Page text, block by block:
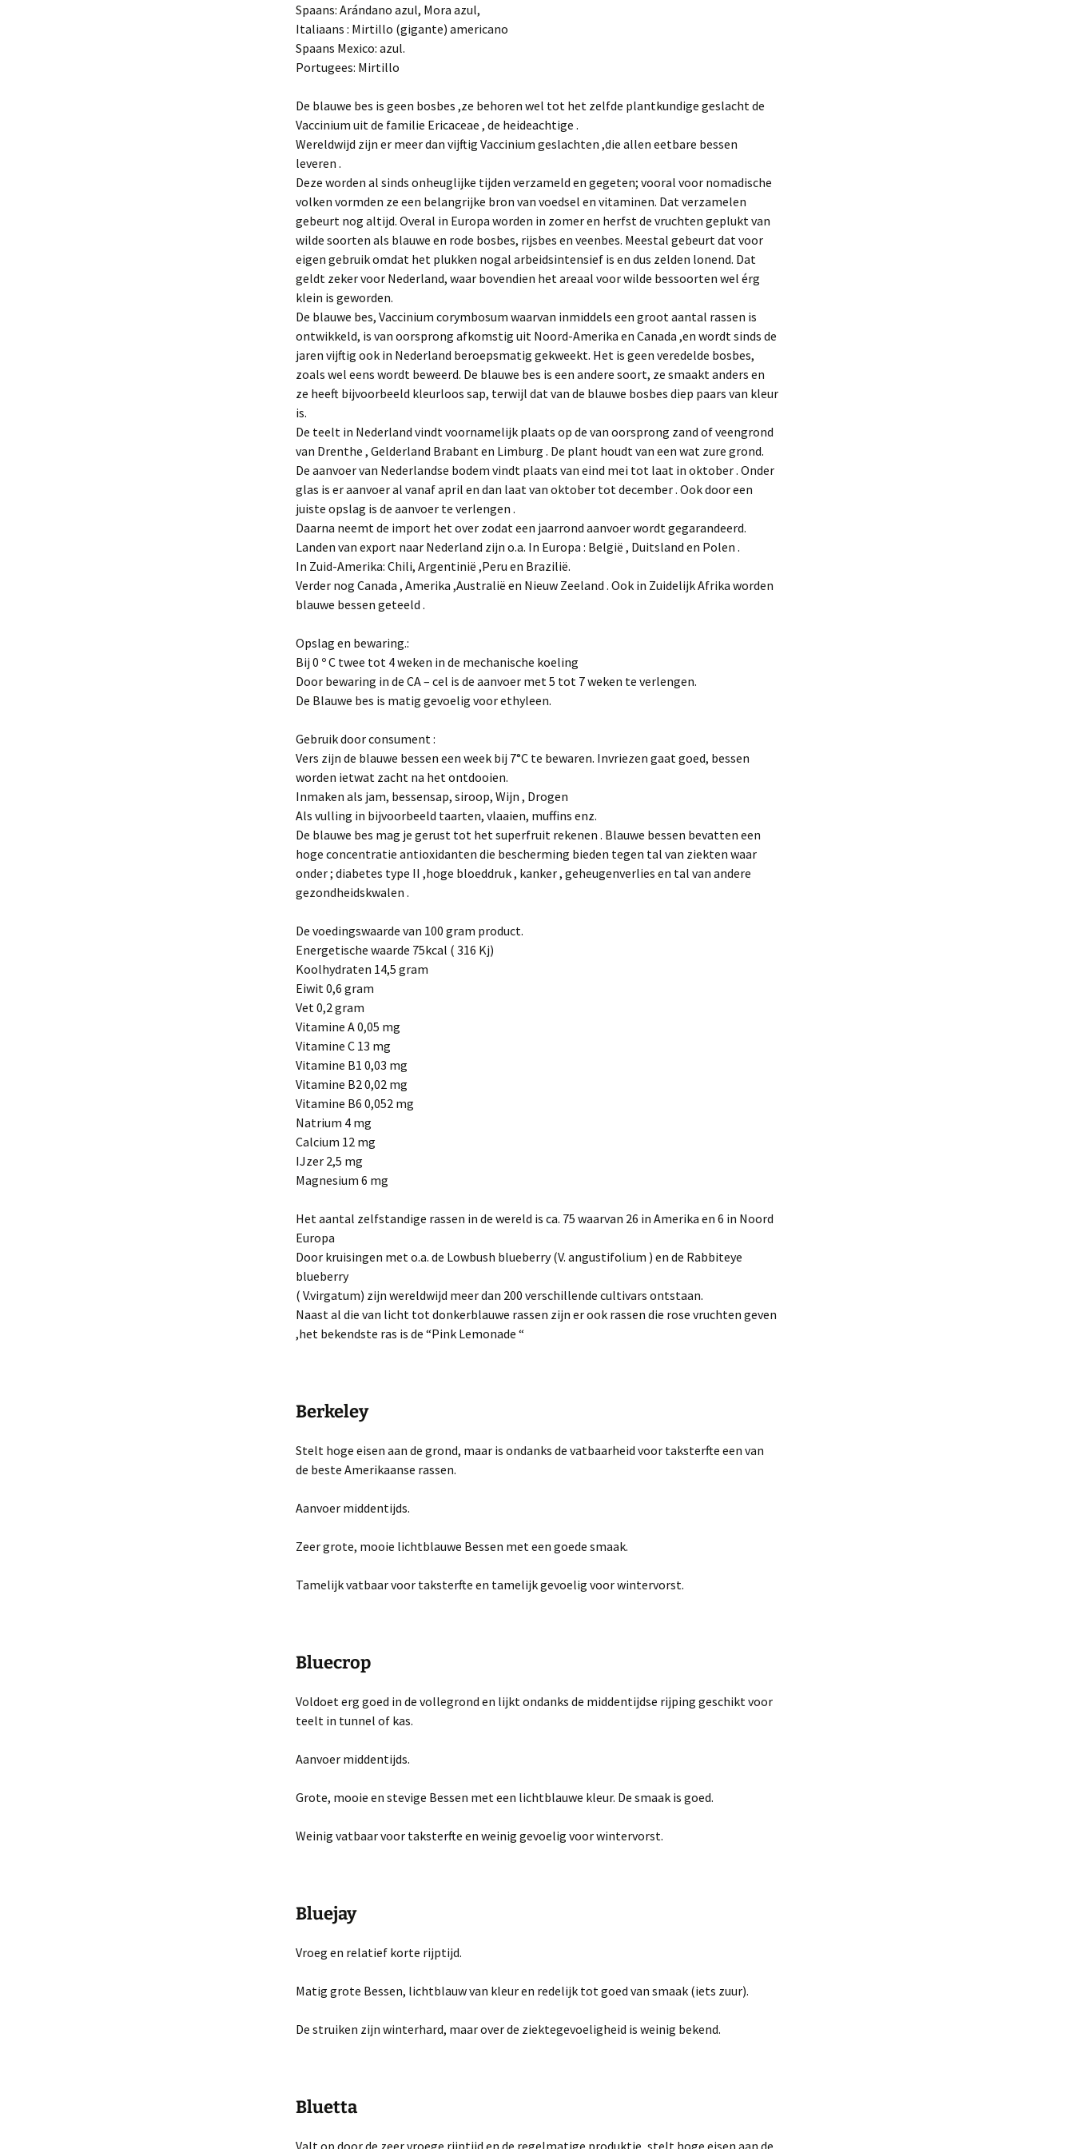
Rassen met een ‘Q’ en
‘R’
Rassen met een ‘T’ en
‘U’
‘W’
Mandarijnen met een ‘U’
Citrusfruit – met een ‘U’
– ‘W’
Citrusfruit – Sinaasappel
Exoten – met een ‘O’ en
‘P’
Exoten – met een ‘Q’ of
‘R’
Exoten – met een ‘S’ en
‘T’
Groenten – met een ‘T’
Groenten – met een
Spaans: Arándano azul, Mora azul,
Italiaans : Mirtillo (gigante) americano
Spaans Mexico: azul.
Portugees: Mirtillo
De blauwe bes is geen bosbes ,ze behoren wel tot het zelfde plantkundige geslacht de
Vaccinium uit de familie Ericaceae , de heideachtige .
Wereldwijd zijn er meer dan vijftig Vaccinium geslachten ,die allen eetbare bessen
leveren .
Deze worden al sinds onheuglijke tijden verzameld en gegeten; vooral voor nomadische
volken vormden ze een belangrijke bron van voedsel en vitaminen. Dat verzamelen
gebeurt nog altijd. Overal in Europa worden in zomer en herfst de vruchten geplukt van
wilde soorten als blauwe en rode bosbes, rijsbes en veenbes. Meestal gebeurt dat voor
eigen gebruik omdat het plukken nogal arbeidsintensief is en dus zelden lonend. Dat
geldt zeker voor Nederland, waar bovendien het areaal voor wilde bessoorten wel érg
klein is geworden.
De blauwe bes, Vaccinium corymbosum waarvan inmiddels een groot aantal rassen is
ontwikkeld, is van oorsprong afkomstig uit Noord-Amerika en Canada ,en wordt sinds de
jaren vijftig ook in Nederland beroepsmatig gekweekt. Het is geen veredelde bosbes,
zoals wel eens wordt beweerd. De blauwe bes is een andere soort, ze smaakt anders en
ze heeft bijvoorbeeld kleurloos sap, terwijl dat van de blauwe bosbes diep paars van kleur
is.
De teelt in Nederland vindt voornamelijk plaats op de van oorsprong zand of veengrond
van Drenthe , Gelderland Brabant en Limburg . De plant houdt van een wat zure grond.
De aanvoer van Nederlandse bodem vindt plaats van eind mei tot laat in oktober . Onder
glas is er aanvoer al vanaf april en dan laat van oktober tot december . Ook door een
juiste opslag is de aanvoer te verlengen .
Daarna neemt de import het over zodat een jaarrond aanvoer wordt gegarandeerd.
Landen van export naar Nederland zijn o.a. In Europa : België , Duitsland en Polen .
In Zuid-Amerika: Chili, Argentinië ,Peru en Brazilië.
Verder nog Canada , Amerika ,Australië en Nieuw Zeeland . Ook in Zuidelijk Afrika worden
blauwe bessen geteeld .
Opslag en bewaring.:
Bij 0 º C twee tot 4 weken in de mechanische koeling
Door bewaring in de CA – cel is de aanvoer met 5 tot 7 weken te verlengen.
De Blauwe bes is matig gevoelig voor ethyleen.
Gebruik door consument :
Vers zijn de blauwe bessen een week bij 7°C te bewaren. Invriezen gaat goed, bessen
worden ietwat zacht na het ontdooien.
Inmaken als jam, bessensap, siroop, Wijn , Drogen
Als vulling in bijvoorbeeld taarten, vlaaien, muffins enz.
De blauwe bes mag je gerust tot het superfruit rekenen . Blauwe bessen bevatten een
hoge concentratie antioxidanten die bescherming bieden tegen tal van ziekten waar
onder ; diabetes type II ,hoge bloeddruk , kanker , geheugenverlies en tal van andere
gezondheidskwalen .
De voedingswaarde van 100 gram product.
Energetische waarde 75kcal ( 316 Kj)
Koolhydraten 14,5 gram
Eiwit 0,6 gram
Vet 0,2 gram
Vitamine A 0,05 mg
Vitamine C 13 mg
Vitamine B1 0,03 mg
Vitamine B2 0,02 mg
Vitamine B6 0,052 mg
Natrium 4 mg
Calcium 12 mg
IJzer 2,5 mg
Magnesium 6 mg
Het aantal zelfstandige rassen in de wereld is ca. 75 waarvan 26 in Amerika en 6 in Noord
Europa
Door kruisingen met o.a. de Lowbush blueberry (V. angustifolium ) en de Rabbiteye
blueberry
( V.virgatum) zijn wereldwijd meer dan 200 verschillende cultivars ontstaan.
Naast al die van licht tot donkerblauwe rassen zijn er ook rassen die rose vruchten geven
,het bekendste ras is de “Pink Lemonade “
Berkeley
Stelt hoge eisen aan de grond, maar is ondanks de vatbaarheid voor taksterfte een van
de beste Amerikaanse rassen.
Aanvoer middentijds.
Zeer grote, mooie lichtblauwe Bessen met een goede smaak.
Tamelijk vatbaar voor taksterfte en tamelijk gevoelig voor wintervorst.
Bluecrop
Voldoet erg goed in de vollegrond en lijkt ondanks de middentijdse rijping ge­schikt voor
teelt in tunnel of kas.
Aanvoer middentijds.
Grote, mooie en stevige Bessen met een lichtblauwe kleur. De smaak is goed.
Weinig vatbaar voor taksterfte en weinig gevoelig voor wintervorst.
Bluejay
Vroeg en relatief korte rijptijd.
Matig grote Bessen, lichtblauw van kleur en redelijk tot goed van smaak (iets zuur).
De struiken zijn winterhard, maar over de ziektegevoeligheid is weinig bekend.
Bluetta
Valt op door de zeer vroege rijptijd en de regelmatige produktie, stelt hoge eisen aan de